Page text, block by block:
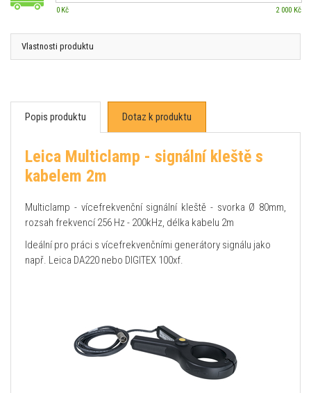
0 Kč 2 000 Kč
Vlastnosti produktu
Popis produktu Dotaz k produktu
Leica Multiclamp - signální kleště s
kabelem 2m
Multiclamp - vícefrekvenční signální kleště - svorka Ø 80mm,
rozsah frekvencí 256 Hz - 200kHz, délka kabelu 2m
Ideální pro práci s vícefrekvenčními generátory signálu jako
např. Leica DA220 nebo DIGITEX 100xf.